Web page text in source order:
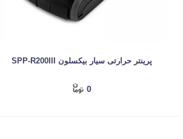
پرینتر حرارتی سیار بیکسلون SPP-R200III
0